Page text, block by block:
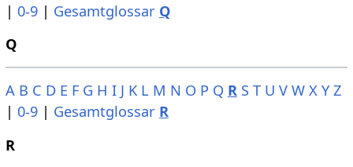
| 0-9| Gesamtglossar Q
Q
A B C D E F G H I J K L M N O P Q R S T U V W X Y Z
| 0-9| Gesamtglossar R
R